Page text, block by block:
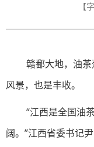
【
赣鄱大地，油
风景，也是丰收。
“江西是全国油
阔。”江西省委书记